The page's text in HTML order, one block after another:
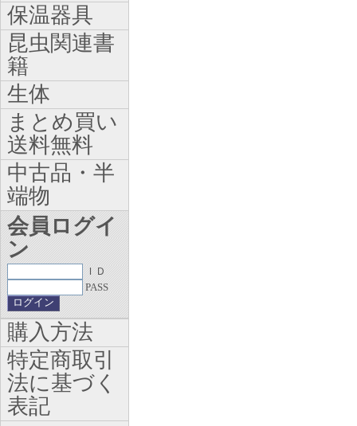
保温器具
昆虫関連書
籍
生体
まとめ買い
送料無料
中古品・半
端物
会員ログイ
ン
ＩＤ
PASS
購入方法
特定商取引
法に基づく
表記